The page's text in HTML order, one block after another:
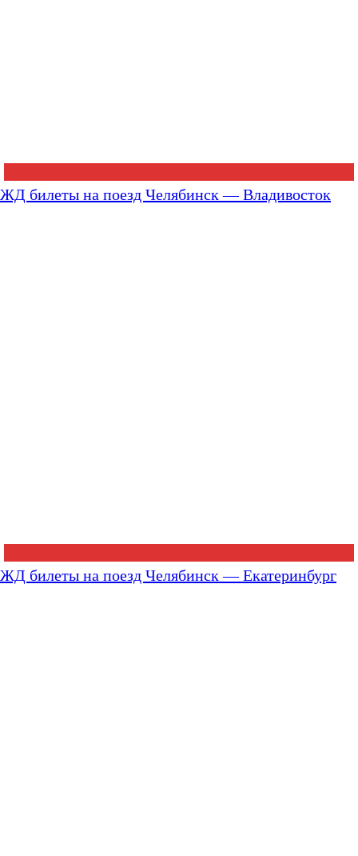
ЖД билеты на поезд Челябинск — Владивосток
ЖД билеты на поезд Челябинск — Екатеринбург